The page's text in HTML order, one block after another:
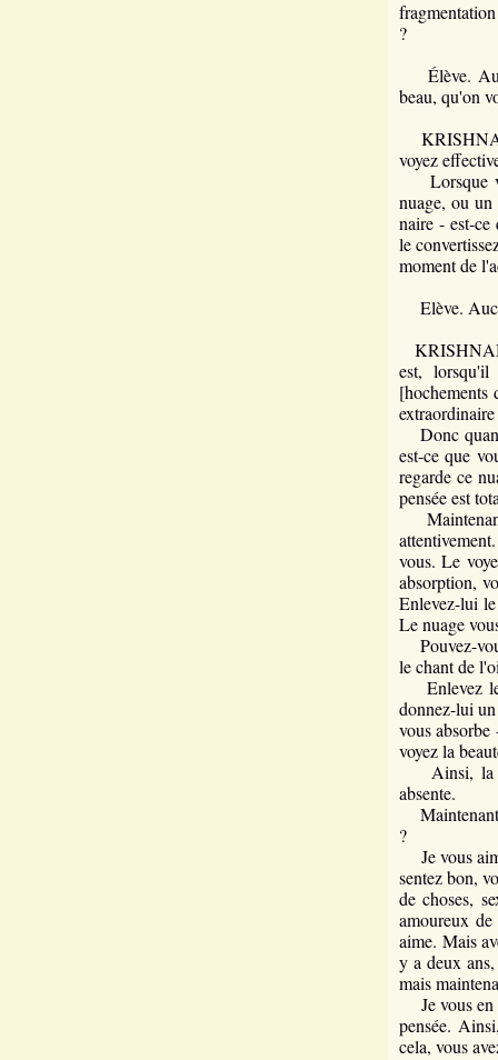
?
Élève. Au
beau, qu'on
voyez
Lorsque
nuage, ou
naire - est-ce
le
moment de
Elève.
est,
[hochements
Donc
est-ce que
regarde ce
pensée est
vous. Le
absorption,
Enlevez-lui
Le nuage
Pouvez-
le chant de
Enlevez le
donnez-lui
vous
voyez la
Ainsi, la
absente.
Maintenant
?
Je vous
sentez bon,
de choses,
amoureux
aime. Mais
y a deux
mais
Je vous en
pensée.
cela, vous